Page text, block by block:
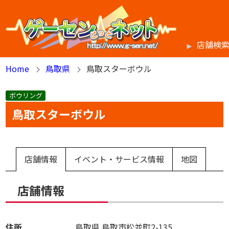
店舗検
Home
鳥取県 鳥取スターボウル
ボウリング
鳥取スターボウル
店舗情報 イベント・サービス情報 地図
店舗情報